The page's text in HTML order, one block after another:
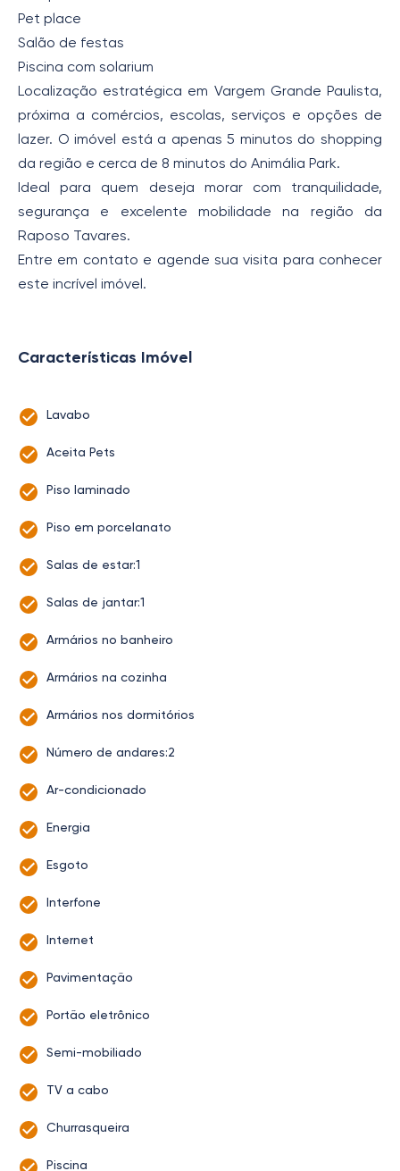
Pet place
Salão de festas
Piscina com solarium
Localização estratégica em Vargem Grande Paulista,
próxima a comércios, escolas, serviços e opções de
lazer. O imóvel está a apenas 5 minutos do shopping
da região e cerca de 8 minutos do Animália Park.
Ideal para quem deseja morar com tranquilidade,
segurança e excelente mobilidade na região da
Raposo Tavares.
Entre em contato e agende sua visita para conhecer
este incrível imóvel.
Características Imóvel
Lavabo
Aceita Pets
Piso laminado
Piso em porcelanato
Salas de estar:1
Salas de jantar:1
Armários no banheiro
Armários na cozinha
Armários nos dormitórios
Número de andares:2
Ar-condicionado
Energia
Esgoto
Interfone
Internet
Pavimentação
Portão eletrônico
Semi-mobiliado
TV a cabo
Churrasqueira
Piscina